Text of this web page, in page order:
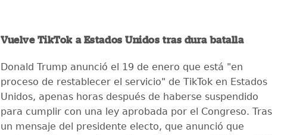
Vuelve TikTok a Estados Unidos tras dura batalla
Donald Trump anunció el 19 de enero que está "en
proceso de restablecer el servicio" de TikTok en Estados
Unidos, apenas horas después de haberse suspendido
para cumplir con una ley aprobada por el Congreso. Tras
un mensaje del presidente electo, que anunció que